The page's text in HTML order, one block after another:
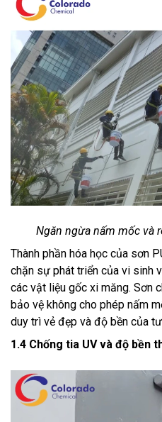
Ngăn ngừa nấm mốc và
Thành phần hóa học của sơn
chặn sự phát triển của vi sinh
các vật liệu gốc xi măng. Sơn
bảo vệ không cho phép nấm
duy trì vẻ đẹp và độ bền của
1.4 Chống tia UV và độ bền